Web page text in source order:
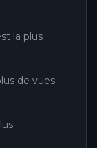
la plus
de vues